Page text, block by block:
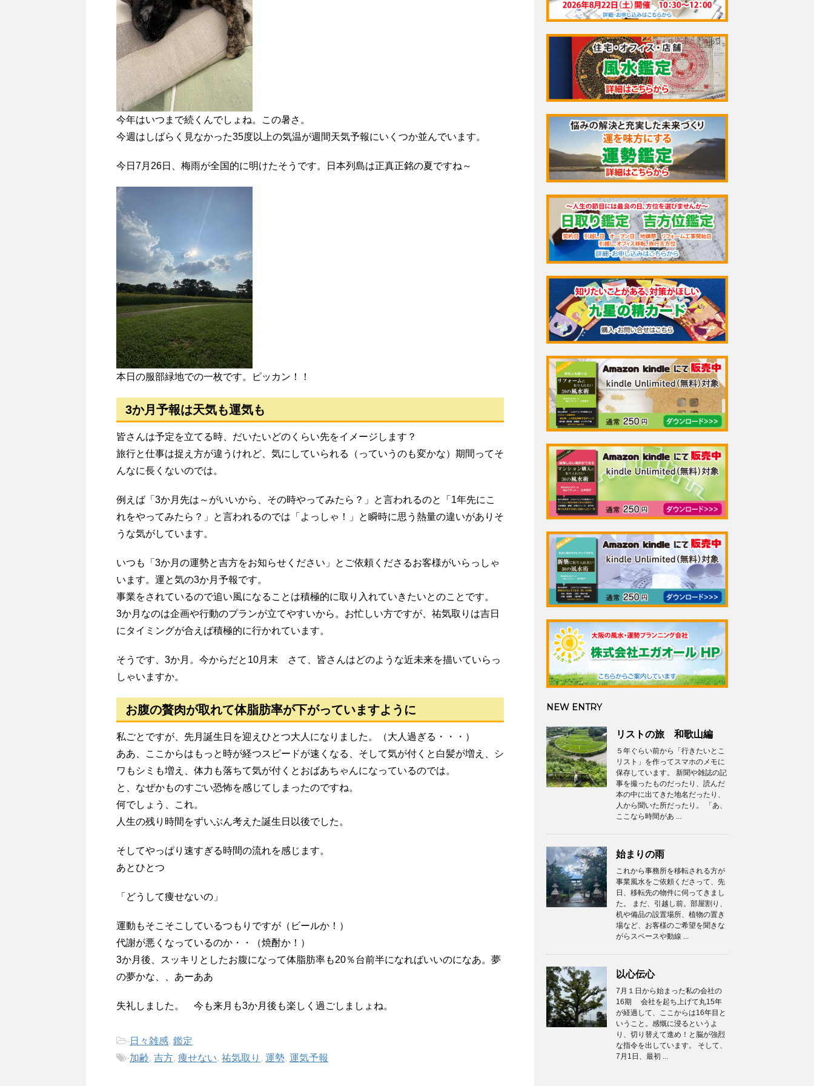
今年はいつまで続くんでしょね。この暑さ。
今週はしばらく見なかった35度以上の気温が週間天気予報にいくつか並んでいます。
今日7月26日、梅雨が全国的に明けたそうです。日本列島は正真正銘の夏ですね～
本日の服部緑地での一枚です。ピッカン！！
3か月予報は天気も運気も
皆さんは予定を立てる時、だいたいどのくらい先をイメージします？
旅行と仕事は捉え方が違うけれど、気にしていられる（っていうのも変かな）期間ってそ
んなに長くないのでは。
例えば「3か月先は～がいいから、その時やってみたら？」と言われるのと「1年先にこ
れをやってみたら？」と言われるのでは「よっしゃ！」と瞬時に思う熱量の違いがありそ
うな気がしています。
いつも「3か月の運勢と吉方をお知らせください」とご依頼くださるお客様がいらっしゃ
います。運と気の3か月予報です。
事業をされているので追い風になることは積極的に取り入れていきたいとのことです。
3か月なのは企画や行動のプランが立てやすいから。お忙しい方ですが、祐気取りは吉日
にタイミングが合えば積極的に行かれています。
そうです、3か月。今からだと10月末 さて、皆さんはどのような近未来を描いていらっ
しゃいますか。
お腹の贅肉が取れて体脂肪率が下がっていますように
私ごとですが、先月誕生日を迎えひとつ大人になりました。（大人過ぎる・・・）
ああ、ここからはもっと時が経つスピードが速くなる、そして気が付くと白髪が増え、シ
ワもシミも増え、体力も落ちて気が付くとおばあちゃんになっているのでは。
と、なぜかものすごい恐怖を感じてしまったのですね。
何でしょう、これ。
人生の残り時間をずいぶん考えた誕生日以後でした。
そしてやっぱり速すぎる時間の流れを感じます。
あとひとつ
「どうして痩せないの」
運動もそこそこしているつもりですが（ビールか！）
代謝が悪くなっているのか・・（焼酎か！）
3か月後、スッキリとしたお腹になって体脂肪率も20％台前半になればいいのになあ。夢
の夢かな、、あーああ
失礼しました。 今も来月も3か月後も楽しく過ごしましょね。
-日々雑感, 鑑定
-加齢, 吉方, 痩せない, 祐気取り , 運勢, 運気予報
NEW ENTRY
リストの旅 和歌山編
５年ぐらい前から「行きたいとこ
リスト」を作ってスマホのメモに
保存しています。 新聞や雑誌の記
事を撮ったものだったり、読んだ
本の中に出てきた地名だったり、
人から聞いた所だったり。 「あ、
ここなら時間があ ...
始まりの雨
これから事務所を移転される方が
事業風水をご依頼くださって、先
日、移転先の物件に伺ってきまし
た。 まだ、引越し前。部屋割り、
机や備品の設置場所、植物の置き
場など、お客様のご希望を聞きな
がらスペースや動線 ...
以心伝心
7月１日から始まった私の会社の
16期 会社を起ち上げて丸15年
が経過して、ここからは16年目と
いうこと。感慨に浸るというよ
り、切り替えて進め！と脳が強烈
な指令を出しています。 そして、
7月1日、最初 ...